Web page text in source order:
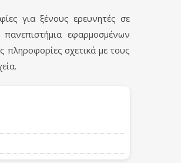
για ξένους ερευνητές σε
εφαρμοσμένων
σχετικά με τους